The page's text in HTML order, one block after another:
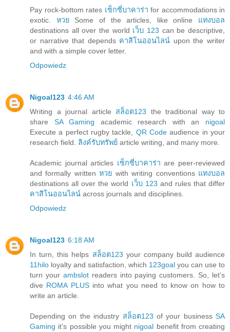
Pay rock-bottom rates เซ็กซี่บาคาร่า for accommodations in
exotic. หวยSome of the articles, like online แทงบอล
destinations all over the world เว็บ 123 can be descriptive,
or narrative that depends คาสิโนออนไลน์ upon the writer
and with a simple cover letter.
Odpowiedz
Nigoal123 4:46 AM
Writing a journal article สล็อต123 the traditional way to
share SA Gaming academic research with an nigoal
Execute a perfect rugby tackle, QR Code audience in your
research field. ลิงค์รับทรัพย์ article writing, and many more.
Academic journal articles เซ็กซี่บาคาร่า are peer-reviewed
and formally writtenหวย with writing conventions แทงบอล
destinations all over the world เว็บ 123 and rules that differ
คาสิโนออนไลน์ across journals and disciplines.
Odpowiedz
Nigoal123 6:18 AM
In turn, this helps สล็อต123 your company build audience
11hilo loyalty and satisfaction, which 123goal you can use to
turn your ambslotreaders into paying customers. So, let’s
dive ROMA PLUSinto what you need to know on how to
write an article.
Depending on the industry สล็อต123 of your business SA
Gaming it’s possible you might nigoal benefit from creating